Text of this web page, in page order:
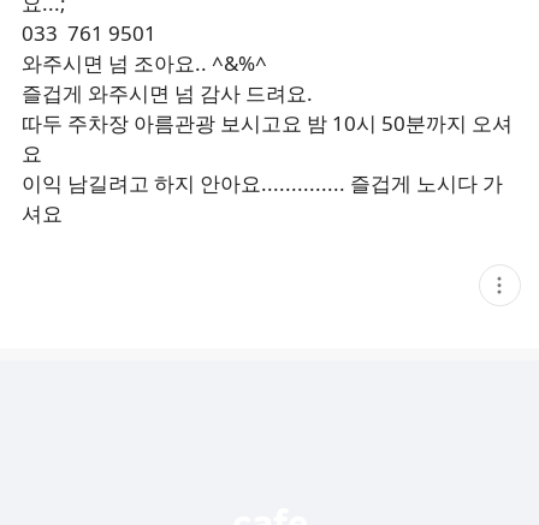
033 761 9501
와주시면 넘 조아요.. ^&%^
즐겁게 와주시면 넘 감사 드려요.
따두 주차장 아름관광 보시고요 밤 10시 50분까지 오셔
요
이익 남길려고 하지 안아요.............. 즐겁게 노시다 가
셔요
현
재